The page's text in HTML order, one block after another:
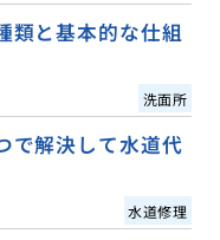
類と基本的な仕組
洗面所
で解決して水道代
水道修理